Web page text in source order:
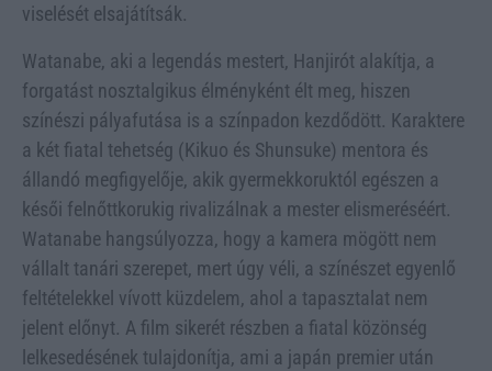
viselését elsajátítsák.
Watanabe, aki a legendás mestert, Hanjirót alakítja, a
forgatást nosztalgikus élményként élt meg, hiszen
színészi pályafutása is a színpadon kezdődött. Karaktere
a két fiatal tehetség (Kikuo és Shunsuke) mentora és
állandó megfigyelője, akik gyermekkoruktól egészen a
késői felnőttkorukig rivalizálnak a mester elismeréséért.
Watanabe hangsúlyozza, hogy a kamera mögött nem
vállalt tanári szerepet, mert úgy véli, a színészet egyenlő
feltételekkel vívott küzdelem, ahol a tapasztalat nem
jelent előnyt. A film sikerét részben a fiatal közönség
lelkesedésének tulajdonítja, ami a japán premier után